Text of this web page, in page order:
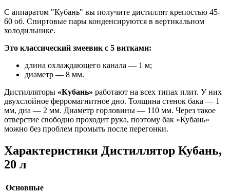
С аппаратом "Кубань" вы получите дистиллят крепостью 45-
60 об. Спиртовые пары конденсируются в вертикальном
холодильнике.
Это классический змеевик с 5 витками:
длина охлаждающего канала — 1 м;
диаметр — 8 мм.
Дистилляторы «Кубань» работают на всех типах плит. У них
двухслойное ферромагнитное дно. Толщина стенок бака — 1
мм, дна — 2 мм. Диаметр горловины — 110 мм. Через такое
отверстие свободно проходит рука, поэтому бак «Кубань»
можно без проблем промыть после перегонки.
Характеристики Дистиллятор Кубань,
20 л
Основные